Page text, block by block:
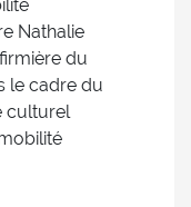
Nathalie
du
le cadre du
culturel